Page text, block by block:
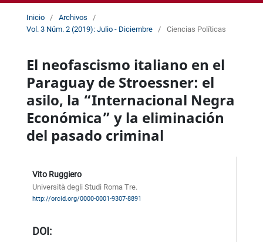
Inicio / Archivos
/
Vol. 3 Núm. 2 (2019): Julio - Diciembre
/ Ciencias Políticas
El neofascismo italiano en el
Paraguay de Stroessner: el
asilo, la “Internacional Negra
Económica” y la eliminación
del pasado criminal
Vito Ruggiero
Università degli Studi Roma Tre.
http://orcid.org/0000-0001-9307-8891
DOI: